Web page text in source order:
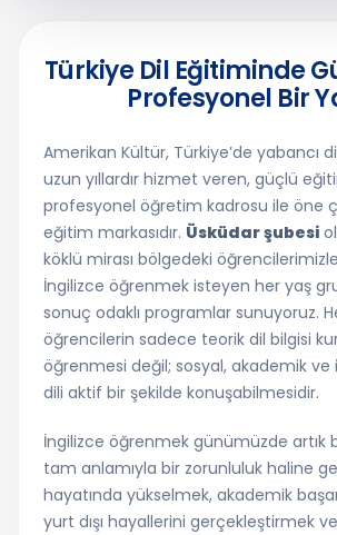
Türkiye Dil Eğitiminde
Profesyonel Bir
Amerikan Kültür, Türkiye’de yabancı
uzun yıllardır hizmet veren, güçlü
profesyonel öğretim kadrosu ile öne
eğitim markasıdır. Üsküdar şubesi
köklü mirası bölgedeki
İngilizce öğrenmek isteyen her yaş
sonuç odaklı programlar sunuyoruz.
öğrencilerin sadece teorik dil bilgisi
öğrenmesi değil; sosyal, akademik ve
dili aktif bir şekilde konuşabilmesidir.
İngilizce öğrenmek günümüzde artık
tam anlamıyla bir zorunluluk haline
hayatında yükselmek, akademik
yurt dışı hayallerini gerçekleştirmek